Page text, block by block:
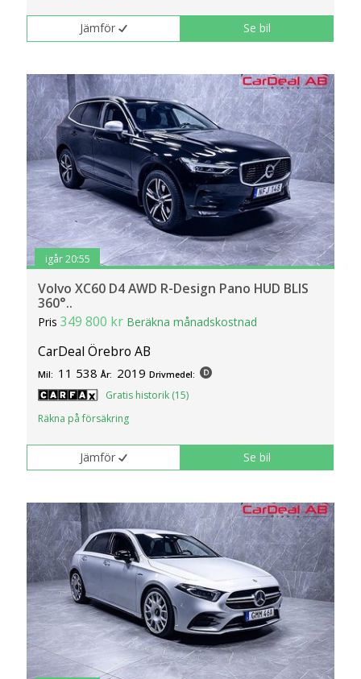
Jämför Se bil
igår 20:55
Volvo XC60 D4 AWD R-Design Pano HUD BLIS
360°..
Pris349 800 kr Beräkna månadskostnad
CarDeal Örebro AB
Mil: 11 538 År: 2019 Drivmedel:
Gratis historik (15)
Räkna på försäkring
Jämför Se bil